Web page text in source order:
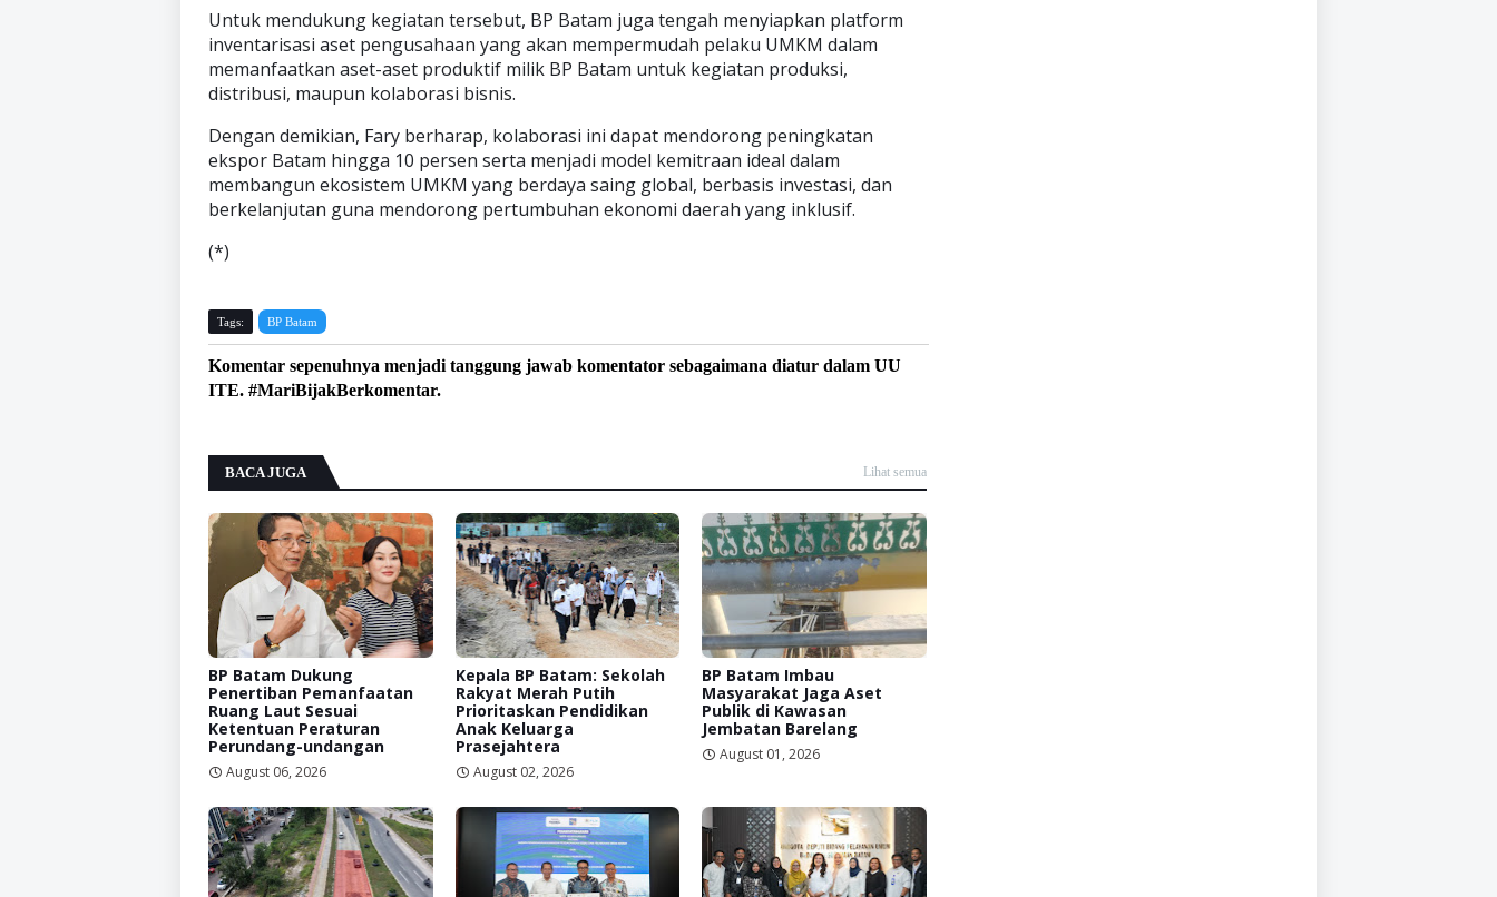
Untuk mendukung kegiatan tersebut, BP Batam juga tengah menyiapkan platform
inventarisasi aset pengusahaan yang akan mempermudah pelaku UMKM dalam
memanfaatkan aset-aset produktif milik BP Batam untuk kegiatan produksi,
distribusi, maupun kolaborasi bisnis.
Dengan demikian, Fary berharap, kolaborasi ini dapat mendorong peningkatan
ekspor Batam hingga 10 persen serta menjadi model kemitraan ideal dalam
membangun ekosistem UMKM yang berdaya saing global, berbasis investasi, dan
berkelanjutan guna mendorong pertumbuhan ekonomi daerah yang inklusif.
(*)
Tags: BP Batam
Komentar sepenuhnya menjadi tanggung jawab komentator sebagaimana diatur dalam UU
ITE. #MariBijakBerkomentar.
BACA JUGA Lihat semua
BP Batam Dukung
Penertiban Pemanfaatan
Ruang Laut Sesuai
Ketentuan Peraturan
Perundang-undangan
August 06, 2026
Kepala BP Batam: Sekolah
Rakyat Merah Putih
Prioritaskan Pendidikan
Anak Keluarga
Prasejahtera
August 02, 2026
BP Batam Imbau
Masyarakat Jaga Aset
Publik di Kawasan
Jembatan Barelang
August 01, 2026